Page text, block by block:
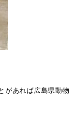
があれば広島県動物